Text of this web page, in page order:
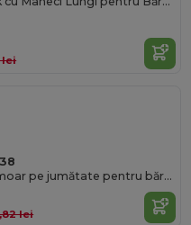
lei
Hanorac cu fermoar pe jumătate pentru bărbați
lei